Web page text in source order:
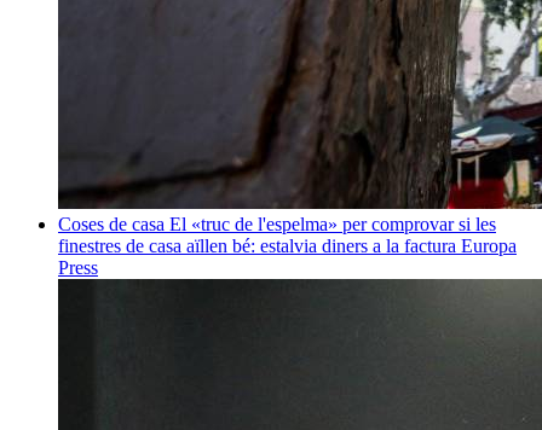
Coses de casa El «truc de l'espelma» per comprovar si les
finestres de casa aïllen bé: estalvia diners a la factura Europa
Press